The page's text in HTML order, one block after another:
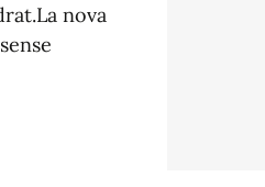
nova